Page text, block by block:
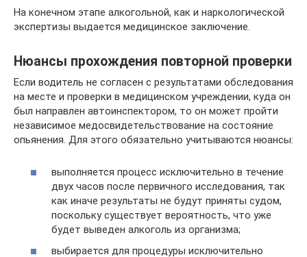
На конечном этапе алкогольной, как и наркологической
экспертизы выдается медицинское заключение.
Нюансы прохождения повторной проверки
Если водитель не согласен с результатами обследования
на месте и проверки в медицинском учреждении, куда он
был направлен автоинспектором, то он может пройти
независимое медосвидетельствование на состояние
опьянения. Для этого обязательно учитываются нюансы:
выполняется процесс исключительно в течение
двух часов после первичного исследования, так
как иначе результаты не будут приняты судом,
поскольку существует вероятность, что уже
будет выведен алкоголь из организма;
выбирается для процедуры исключительно